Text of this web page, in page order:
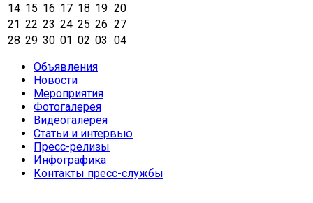
14 15 16 17 18 19 20
21 22 23 24 25 26 27
28 29 30 01 02 03 04
Объявления
Новости
Мероприятия
Фотогалерея
Видеогалерея
Статьи и интервью
Пресс-релизы
Инфографика
Контакты пресс-службы